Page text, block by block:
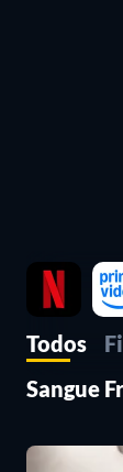
(Brad
filho
Lioncourt
um
Entrevista
Todos
Sangue